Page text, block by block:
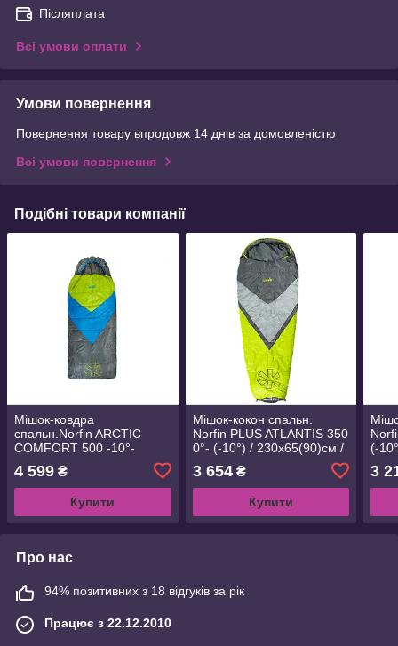
Післяплата
Всі умови оплати
Умови повернення
Повернення товару впродовж 14 днів за домовленістю
Всі умови повернення
Подібні товари компанії
Мішок-ковдра
спальн.Norfin ARCTIC
COMFORT 500 -10°-
(-20°) / 220х80см / NFL R
(NFL-30235)
4 599 ₴
Купити
Мішок-кокон спальн.
Norfin PLUS ATLANTIS 350
0°- (-10°) / 230х65(90)см /
3 654₴
Купити
(-
3
Про нас
94% позитивних з 18 відгуків за рік
Працює з 22.12.2010